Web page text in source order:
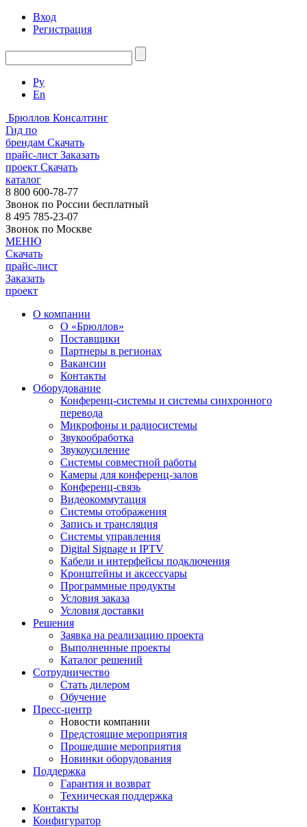
Вход
Регистрация
Ру
En
Брюллов Консалтинг
Гид по
брендам Скачать
прайс-лист Заказать
проект Скачать
каталог
8 800 600-78-77
Звонок по России бесплатный
8 495 785-23-07
Звонок по Москве
МЕНЮ
Скачать
прайс-лист
Заказать
проект
О компании
О «Брюллов»
Поставщики
Партнеры в регионах
Вакансии
Контакты
Оборудование
Конференц-системы и системы синхронного
перевода
Микрофоны и радиосистемы
Звукообработка
Звукоусиление
Системы совместной работы
Камеры для конференц-залов
Конференц-связь
Видеокоммутация
Системы отображения
Запись и трансляция
Системы управления
Digital Signage и IPTV
Кабели и интерфейсы подключения
Кронштейны и аксессуары
Программные продукты
Условия заказа
Условия доставки
Решения
Заявка на реализацию проекта
Выполненные проекты
Каталог решений
Сотрудничество
Стать дилером
Обучение
Пресс-центр
Новости компании
Предстоящие мероприятия
Прошедшие мероприятия
Новинки оборудования
Поддержка
Гарантия и возврат
Техническая поддержка
Контакты
Конфигуратор